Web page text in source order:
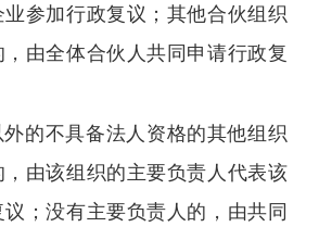
参加行政复议；其他合伙组织
由全体合伙人共同申请行政复
的不具备法人资格的其他组织
由该组织的主要负责人代表该
；没有主要负责人的，由共同